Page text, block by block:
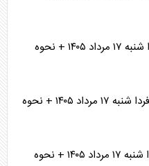
جدول قطعی برق استان تهران فردا شنبه ۱۷ مرداد ۱۴۰۵ + نحوه
جدول قطعی برق استان مازندران فردا شنبه ۱۷ مرداد ۱۴۰۵ + نحوه
جدول قطعی برق استان گیلان فردا شنبه ۱۷ مرداد ۱۴۰۵ + نحوه